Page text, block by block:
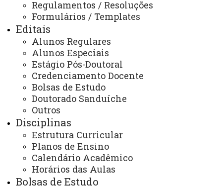
Regulamentos / Resoluções
Formulários / Templates
Editais
Alunos Regulares
Alunos Especiais
Estágio Pós-Doutoral
Credenciamento Docente
Bolsas de Estudo
Doutorado Sanduíche
Outros
Disciplinas
Estrutura Curricular
Planos de Ensino
Calendário Acadêmico
Horários das Aulas
Bolsas de Estudo
E-mail:
foz.ppgscf@unioeste.br
ATUALIZAÇÃO MAIS RECENTE: 06 DE ABRIL DE
2026
ACESSOS: 65206
Contato:
/
(45) 3576-8142
foz.ppgscf@unioeste.br
Você está aqui:Unioeste
PPGSCF - Pós-graduação em Sociedade, Cultura e